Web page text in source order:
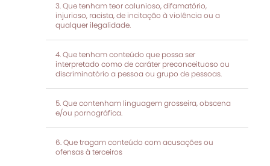
Que tenham teor calunioso, difamatório,
injurioso, racista, de incitação à violência ou a
qualquer ilegalidade.
Que tenham conteúdo que possa ser
interpretado como de caráter preconceituoso ou
discriminatório a pessoa ou grupo de pessoas.
Que contenham linguagem grosseira, obscena
e/ou pornográfica.
Que tragam conteúdo com acusações ou
ofensas à terceiros